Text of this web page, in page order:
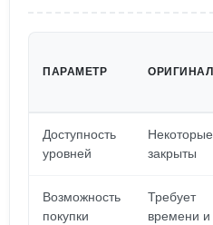
ПАРАМЕТР ОРИГИНАЛ
Доступность
уровней
Некоторые
закрыты
Возможность
покупки
Требует
времени и